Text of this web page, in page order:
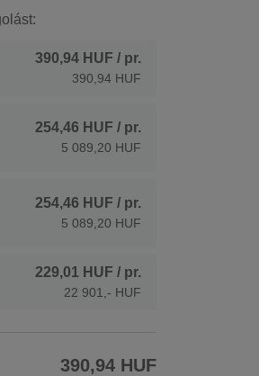
390,94 HUF / pr.
390,94 HUF
254,46 HUF / pr.
5 089,20 HUF
254,46 HUF / pr.
5 089,20 HUF
229,01 HUF / pr.
22 901,- HUF
390,94 HUF